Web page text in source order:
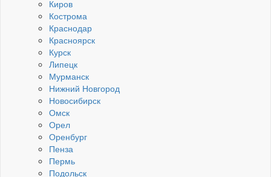
Киров
Кострома
Краснодар
Красноярск
Курск
Липецк
Мурманск
Нижний Новгород
Новосибирск
Омск
Орел
Оренбург
Пенза
Пермь
Подольск